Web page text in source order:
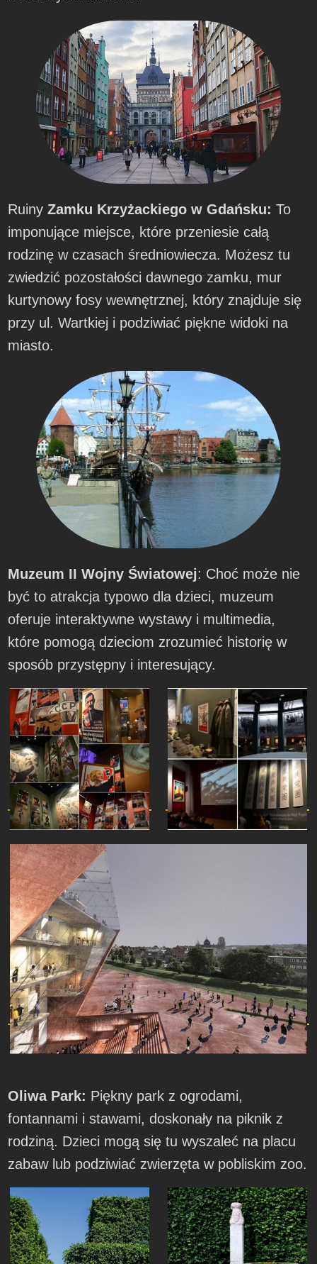
Ruiny Zamku Krzyżackiego w Gdańsku: To
imponujące miejsce, które przeniesie całą
rodzinę w czasach średniowiecza. Możesz tu
zwiedzić pozostałości dawnego zamku, mur
kurtynowy fosy wewnętrznej, który znajduje się
przy ul. Wartkiej i podziwiać piękne widoki na
miasto.
Muzeum II Wojny Światowej: Choć może nie
być to atrakcja typowo dla dzieci, muzeum
oferuje interaktywne wystawy i multimedia,
które pomogą dzieciom zrozumieć historię w
sposób przystępny i interesujący.
Oliwa Park: Piękny park z ogrodami,
fontannami i stawami, doskonały na piknik z
rodziną. Dzieci mogą się tu wyszaleć na placu
zabaw lub podziwiać zwierzęta w pobliskim zoo.